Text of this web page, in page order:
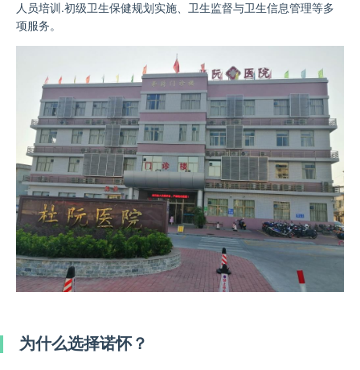
人员培训.初级卫生保健规划实施、卫生监督与卫生信息管理等多
项服务。
为什么选择诺怀？